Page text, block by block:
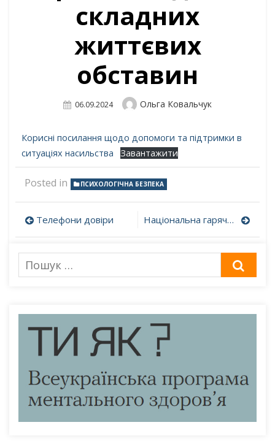
складних
життєвих
обставин
Posted
06.09.2024 Author
Ольга Ковальчук
Корисні посилання щодо допомоги та підтримки в
ситуаціях насильства
Завантажити
Posted in ПСИХОЛОГІЧНА БЕЗПЕКА
Навігація
записів
Телефони довіри Національна гаряча лінія з попередження домашнього насильства, торгівлі людьми та гендерної дискримінації 0 800 500 335 або 116 123 (з мобільного)
Пошук
для: